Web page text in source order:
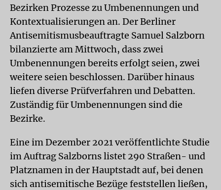
Bezirken Prozesse zu Umbenennungen und
Kontextualisierungen an. Der Berliner
Antisemitismusbeauftragte Samuel Salzborn
bilanzierte am Mittwoch, dass zwei
Umbenennungen bereits erfolgt seien, zwei
weitere seien beschlossen. Darüber hinaus
liefen diverse Prüfverfahren und Debatten.
Zuständig für Umbenennungen sind die
Bezirke.
Eine im Dezember 2021 veröffentlichte Studie
im Auftrag Salzborns listet 290 Straßen- und
Platznamen in der Hauptstadt auf, bei denen
sich antisemitische Bezüge feststellen ließen,